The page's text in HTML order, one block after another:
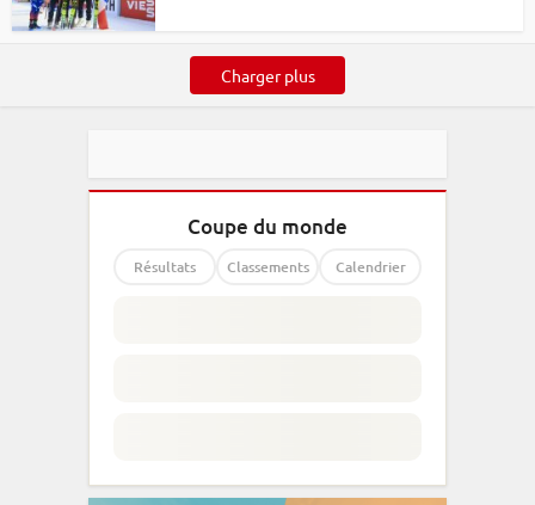
Charger plus
Coupe du monde
Résultats Classements Calendrier